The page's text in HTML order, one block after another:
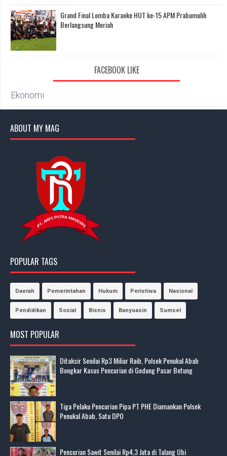
Grand Final Lomba Karaoke HUT ke-15 APM Prabumulih
Berlangsung Meriah
FACEBOOK LIKE
Ekonomi
ABOUT MY MAG
POPULAR TAGS
Daerah Pemerintahan Hukum Peristiwa Nasional
Pendidikan Sosial Bisnis Banyuasin Sumsel
MOST POPULAR
Ditaksir Senilai Rp3 Miliar Raib, Polsek Penukal Abab
Bongkar Kasus Pencurian di Gedung Pasar Betung
Tiga Pelaku Pencurian Pipa PT PHE Diamankan Polsek
Penukal Abab, Satu DPO
Pencurian Sawit Senilai Rp4,3 Juta di Talang Ubi